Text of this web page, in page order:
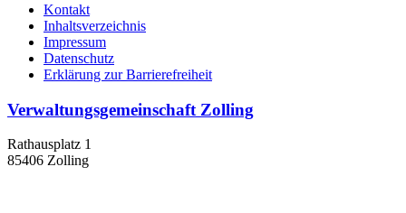
Kontakt
Inhaltsverzeichnis
Impressum
Datenschutz
Erklärung zur Barrierefreiheit
Verwaltungsgemeinschaft Zolling
Rathausplatz 1
85406 Zolling